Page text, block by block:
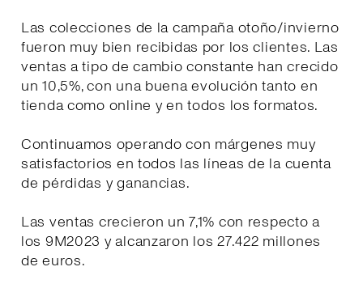
Las colecciones de la campaña otoño/invierno
fueron muy bien recibidas por los clientes. Las
ventas a tipo de cambio constante han crecido
un 10,5%, con una buena evolución tanto en
tienda como online y en todos los formatos.
Continuamos operando con márgenes muy
satisfactorios en todos las líneas de la cuenta
de pérdidas y ganancias.
Las ventas crecieron un 7,1% con respecto a
los 9M2023 y alcanzaron los 27.422 millones
de euros.